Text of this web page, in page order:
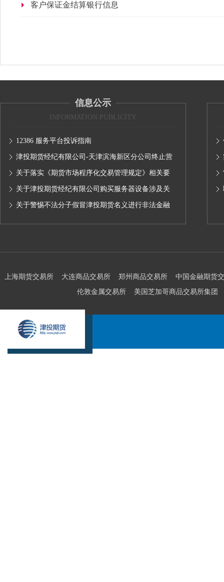
客户保证金结算银行信息
信息公示
INFORMATION PUBLICITY
12386 服务平台投诉指南
津投期货经纪有限公司-天津滨海新区分公司终止营
业的公告
关于落实《期货市场程序化交易管理规定》相关要
求,无限易终端版本调整及客户通知
关于津投期货经纪有限公司购买服务器设备涉及关
联交易情况的公示
关于警惕不法分子假冒津投期货名义进行非法金融
上海期货交易所 大连商品交易所 郑州商品交易所
中国金融期货
伦敦金属交易所
美国芝加哥商品交易所集团